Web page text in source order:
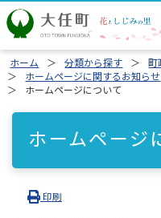
ホーム 分類から探す 町
ホームページに関するお知らせ
ホームページについて
ホームページ
印刷